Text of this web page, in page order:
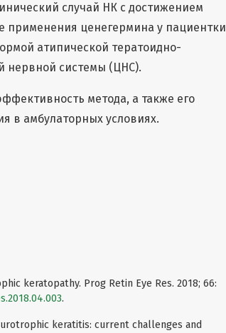
случай НК с достижением
применения ценегермина у пациентки
атипической тератоидно-
нервной системы (ЦНС).
метода, а также его
в амбулаторных условиях.
keratopathy. Prog Retin Eye Res. 2018; 66:
.
keratitis: current challenges and